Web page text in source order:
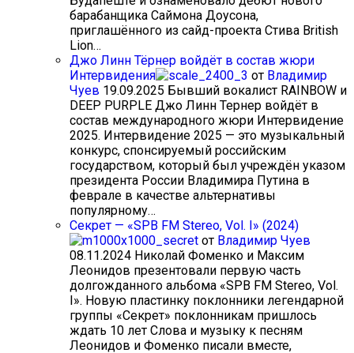
барабанщика Саймона Доусона,
приглашённого из сайд-проекта Стива British
Lion…
Джо Линн Тёрнер войдёт в состав жюри
Интервидения
от Владимир
Чуев 19.09.2025 Бывший вокалист RAINBOW и
DEEP PURPLE Джо Линн Тернер войдёт в
состав международного жюри Интервидение
2025. Интервидение 2025 — это музыкальный
конкурс, спонсируемый российским
государством, который был учреждён указом
президента России Владимира Путина в
феврале в качестве альтернативы
популярному…
Секрет — «SPB FM Stereo, Vol. I» (2024)
от Владимир Чуев
08.11.2024 Николай Фоменко и Максим
Леонидов презентовали первую часть
долгожданного альбома «SPB FM Stereo, Vol.
I». Новую пластинку поклонники легендарной
группы «Секрет» поклонникам пришлось
ждать 10 лет Слова и музыку к песням
Леонидов и Фоменко писали вместе,